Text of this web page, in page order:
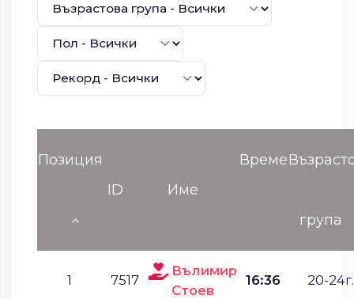
Позиция
ID
Име
Време
група
1 7517
Вълимир
Стоев
16:36 20-24г.